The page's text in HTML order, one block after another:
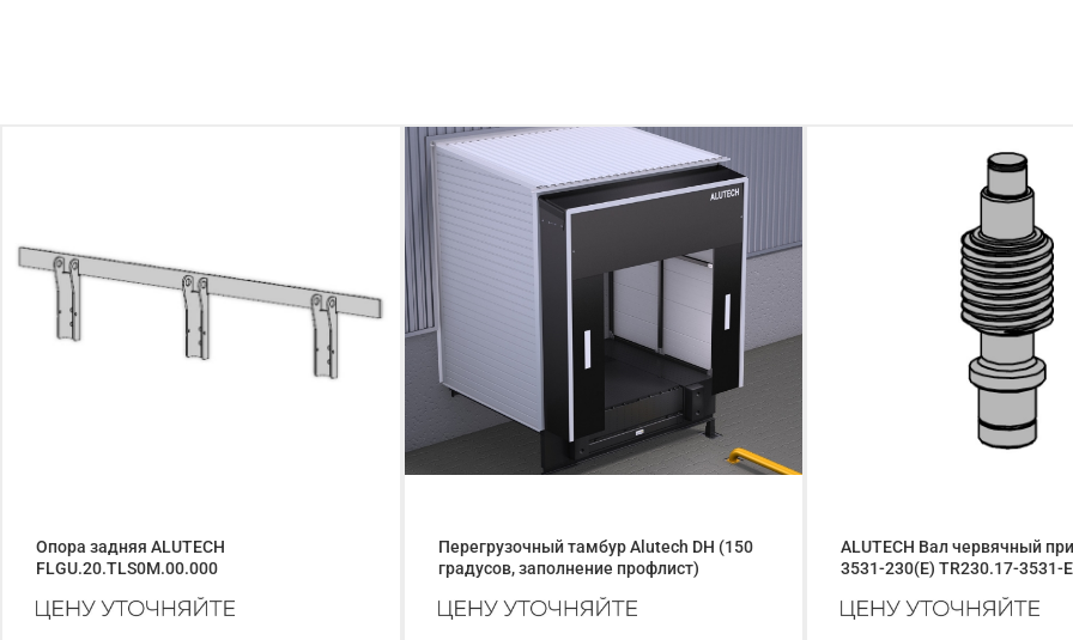
Опора задняя ALUTECH
FLGU.20.TLS0M.00.000
Перегрузочный тамбур Alutech DH (150
градусов, заполнение профлист)
ALUTECH Вал червячный
3531-230(Е) TR230.17-3531-